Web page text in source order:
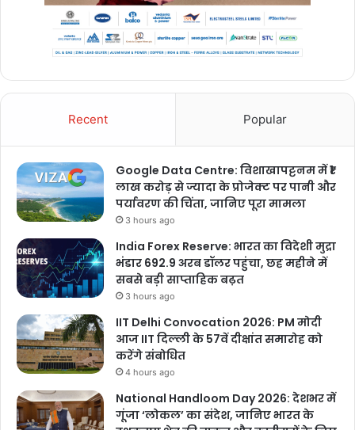
Recent Popular
Google Data Centre: विशाखापट्टनम में ₹1
लाख करोड़ से ज्यादा के प्रोजेक्ट पर पानी और
पर्यावरण की चिंता, जानिए पूरा मामला
3 hours ago
India Forex Reserve: भारत का विदेशी मुद्रा
भंडार 692.9 अरब डॉलर पहुंचा, छह महीने में
सबसे बड़ी साप्ताहिक बढ़त
3 hours ago
IIT Delhi Convocation 2026: PM मोदी
आज IIT दिल्ली के 57वें दीक्षांत समारोह को
करेंगे संबोधित
4 hours ago
National Handloom Day 2026: देशभर में
गूंजा ‘लोकल’ का संदेश, जानिए भारत के